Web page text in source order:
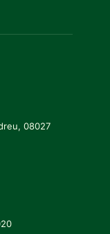
08027